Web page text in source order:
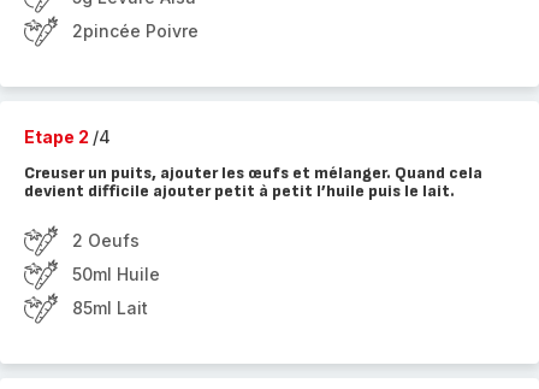
2pincée Poivre
Etape 2 /4
Creuser un puits, ajouter les œufs et mélanger. Quand cela
devient difficile ajouter petit à petit l’huile puis le lait.
2 Oeufs
50ml Huile
85ml Lait